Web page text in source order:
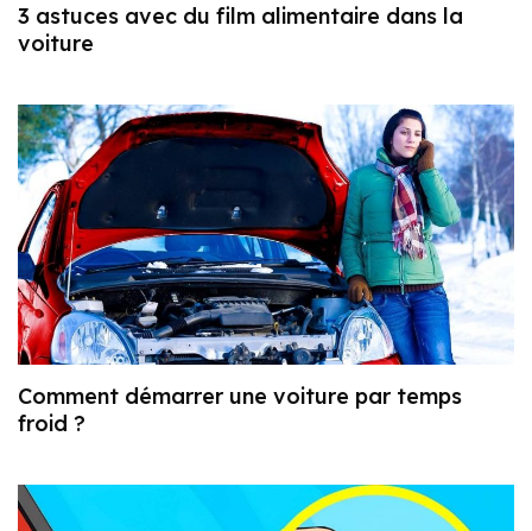
3 astuces avec du film alimentaire dans la
voiture
Comment démarrer une voiture par temps
froid ?